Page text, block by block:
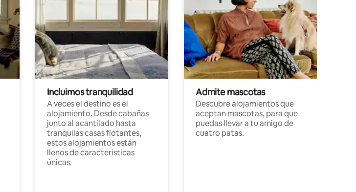
Incluimos tranquilidad
A veces el destino es el
alojamiento. Desde cabañas
junto al acantilado hasta
tranquilas casas flotantes,
estos alojamientos están
llenos de características
únicas.
Admite mascotas
Descubre alojamientos que
aceptan mascotas, para que
puedas llevar a tu amigo de
cuatro patas.